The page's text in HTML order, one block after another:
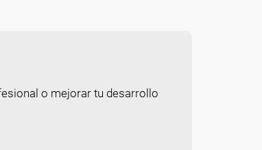
o mejorar tu desarrollo